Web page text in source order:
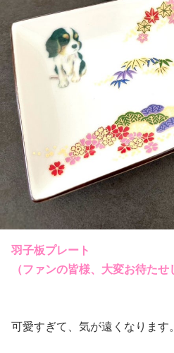
羽子板プレート
（ファンの皆様、大変お待たせ
可愛すぎて、気が遠くなります。